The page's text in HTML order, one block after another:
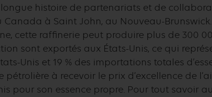
histoire de partenariats et de
à Saint John, au Nouveau-
cette raffinerie peut produire plus de 300
sont exportés aux États-Unis, ce qui
Unis et 19 % des importations totales
à recevoir le prix d’excellence de
pour son essence propre. Pour tout savoir